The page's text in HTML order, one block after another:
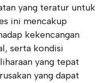
yang teratur untuk
ini mencakup
kekencangan
serta kondisi
yang tepat
yang dapat